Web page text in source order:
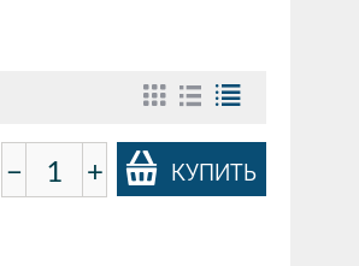
− + КУПИТЬ